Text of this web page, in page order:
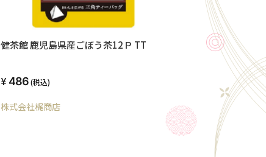
健茶館 鹿児島県産ごぼう茶12Ｐ TT
486(税込)
株式会社梶商店